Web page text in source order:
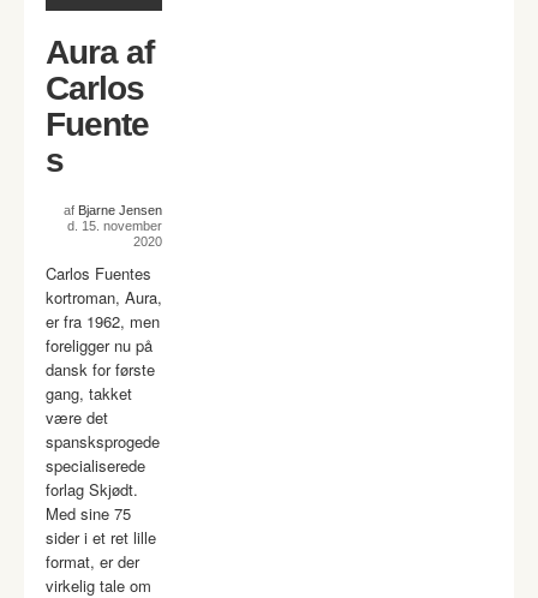
Aura af
Carlos
Fuente
s
af Bjarne Jensen
d. 15. november
2020
Carlos Fuentes
kortroman, Aura,
er fra 1962, men
foreligger nu på
dansk for første
gang, takket
være det
spansksprogede
specialiserede
forlag Skjødt.
Med sine 75
sider i et ret lille
format, er der
virkelig tale om